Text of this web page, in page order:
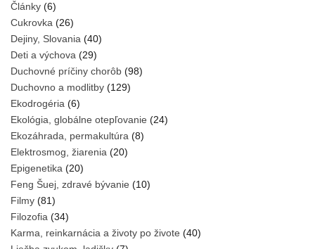
Články (6)
Cukrovka (26)
Dejiny, Slovania (40)
Deti a výchova (29)
Duchovné príčiny chorôb (98)
Duchovno a modlitby (129)
Ekodrogéria (6)
Ekológia, globálne otepľovanie (24)
Ekozáhrada, permakultúra (8)
Elektrosmog, žiarenia (20)
Epigenetika (20)
Feng Šuej, zdravé bývanie (10)
Filmy (81)
Filozofia (34)
Karma, reinkarnácia a životy po živote (40)